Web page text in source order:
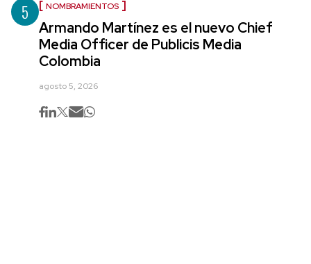
5 NOMBRAMIENTOS
Armando Martínez es el nuevo Chief
Media Officer de Publicis Media
Colombia
agosto 5, 2026